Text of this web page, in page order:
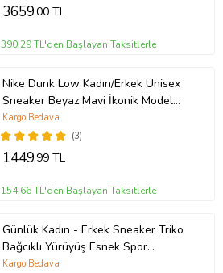
3659,00 TL
390,29 TL'den Başlayan Taksitlerle
Nike Dunk Low Kadın/Erkek Unisex
Sneaker Beyaz Mavi İkonik Model
10+ Renk Seçeneği (Beyaz)
(3)
Kargo Bedava
1449,99 TL
154,66 TL'den Başlayan Taksitlerle
Günlük Kadın - Erkek Sneaker Triko
Bağcıklı Yürüyüş Esnek Spor
Ayakkabı 249 (SIYAHBEYAZ-SIYAH)
Kargo Bedava